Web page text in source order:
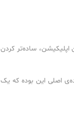
ساده‌تر کردن
اصلی این بوده که یک